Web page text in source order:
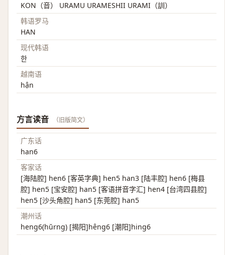
KON（音） URAMU URAMESHII URAMI（訓）
韩语罗马
HAN
现代韩语
한
越南语
hận
方言读音 （旧版简文）
广东话
han6
客家话
[海陆腔] hen6 [客英字典] hen5 han3 [陆丰腔] hen6 [梅县
腔] hen5 [宝安腔] han5 [客语拼音字汇] hen4 [台湾四县腔]
hen5 [沙头角腔] han5 [东莞腔] han5
潮州话
heng6(hŭrng) [揭阳]hêng6 [潮阳]hing6